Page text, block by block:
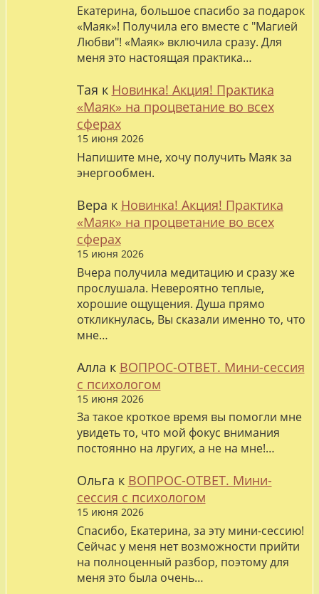
Екатерина, большое спасибо за подарок
«Маяк»! Получила его вместе с "Магией
Любви"! «Маяк» включила сразу. Для
меня это настоящая практика…
Тая к Новинка! Акция! Практика
«Маяк» на процветание во всех
сферах
15 июня 2026
Напишите мне, хочу получить Маяк за
энергообмен.
Вера к Новинка! Акция! Практика
«Маяк» на процветание во всех
сферах
15 июня 2026
Вчера получила медитацию и сразу же
прослушала. Невероятно теплые,
хорошие ощущения. Душа прямо
откликнулась, Вы сказали именно то, что
мне…
Алла к ВОПРОС-ОТВЕТ. Мини-сессия
с психологом
15 июня 2026
За такое кроткое время вы помогли мне
увидеть то, что мой фокус внимания
постоянно на лругих, а не на мне!…
Ольга к ВОПРОС-ОТВЕТ. Мини-
сессия с психологом
15 июня 2026
Спасибо, Екатерина, за эту мини-сессию!
Сейчас у меня нет возможности прийти
на полноценный разбор, поэтому для
меня это была очень…